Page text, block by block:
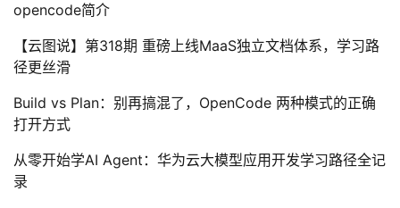
opencode简介
【云图说】第318期 重磅上线MaaS独立文档体系，学习路
径更丝滑
Build vs Plan：别再搞混了，OpenCode 两种模式的正确
打开方式
从零开始学AI Agent：华为云大模型应用开发学习路径全记
录